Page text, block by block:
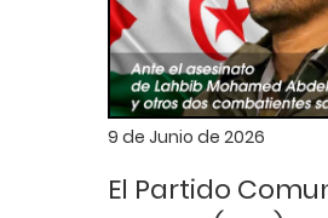
9 de Junio de 2026
El Partido